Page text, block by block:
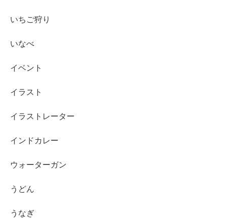
いちご狩り
いなべ
イベント
イラスト
イラストレーター
インドカレー
ウォーターガン
うどん
うなぎ